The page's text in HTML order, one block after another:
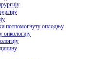
потпомогнуту оплодњу
онкологију